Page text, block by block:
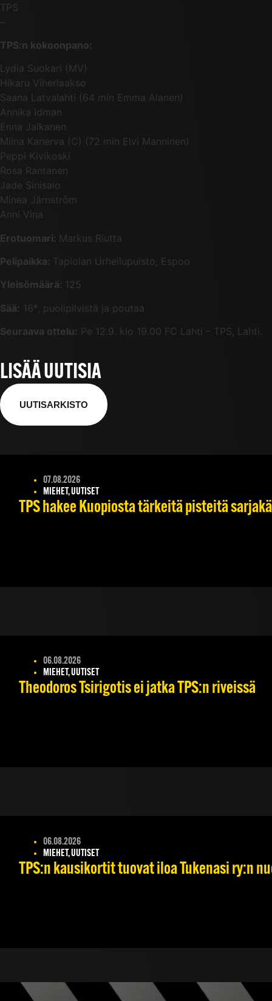
TPS
TPS:n kokoonpano:
Lydia Suokari (MV)
Hikaru Viherlaakso
Saana Latvalahti (64 min Emma Alanen)
Annika Idman
Enna Jalkanen
Miina Kanerva (C) (72 min Elvi Manninen)
Peppi Kivikoski
Rosa Rantanen
Jade Sinisalo
Minea Järnström
Anni Vina
Erotuomari: Markus Riutta
Pelipaikka: Tapiolan Urheilupuisto, Espoo
Yleisömäärä: 125
Sää: 16° , puolipilvistä ja poutaa
Seuraava ottelu: Pe 12.9. klo 19.00 FC Lahti – TPS, Lahti.
LISÄÄ UUTISIA
UUTISARKISTO
07.08.2026
MIEHET, UUTISET
TPS hakee Kuopiosta tärkeitä pisteitä
06.08.2026
MIEHET, UUTISET
Theodoros Tsirigotis ei jatka TPS:n riveissä
06.08.2026
MIEHET, UUTISET
TPS:n kausikortit tuovat iloa Tukenasi ry:n